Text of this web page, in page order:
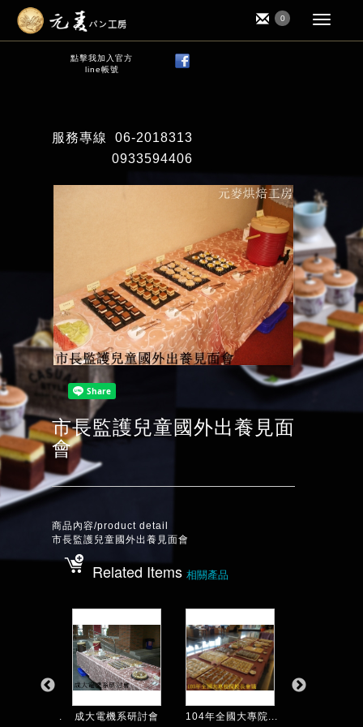
0
點擊我加入官方
line帳號
服務專線
06-2018313
0933594406
市長監護兒童國外出養見面
會
商品內容/product detail
市長監護兒童國外出養見面會
Related Items 相關產品
崑科大觀... 成大電機系研討會 104年全國大專院...